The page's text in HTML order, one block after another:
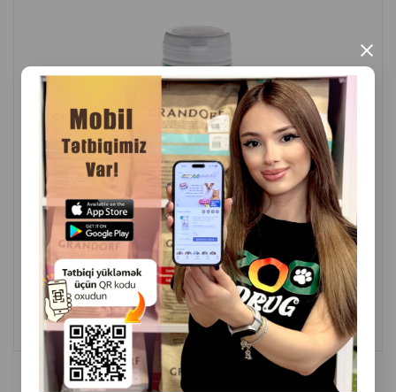
×
( Rəylər)
Çəki Qiymət
Almaq
25.00
ALMAQ